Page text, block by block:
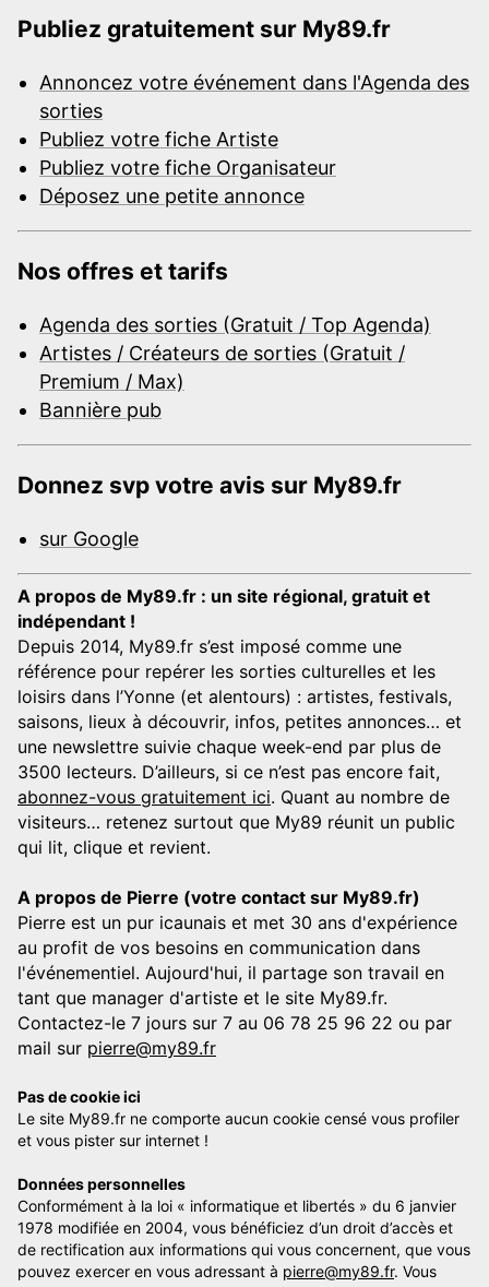
Publiez gratuitement sur My89.fr
Annoncez votre événement dans l'Agenda des
sorties
Publiez votre fiche Artiste
Publiez votre fiche Organisateur
Déposez une petite annonce
Nos offres et tarifs
Agenda des sorties (Gratuit / Top Agenda)
Artistes / Créateurs de sorties (Gratuit /
Premium / Max)
Bannière pub
Donnez svp votre avis sur My89.fr
sur Google
A propos de My89.fr : un site régional, gratuit et
indépendant !
Depuis 2014, My89.fr s’est imposé comme une
référence pour repérer les sorties culturelles et les
loisirs dans l’Yonne (et alentours) : artistes, festivals,
saisons, lieux à découvrir, infos, petites annonces… et
une newslettre suivie chaque week-end par plus de
3500 lecteurs. D’ailleurs, si ce n’est pas encore fait,
abonnez-vous gratuitement ici. Quant au nombre de
visiteurs… retenez surtout que My89 réunit un public
qui lit, clique et revient.
A propos de Pierre (votre contact sur My89.fr)
Pierre est un pur icaunais et met 30 ans d'expérience
au profit de vos besoins en communication dans
l'événementiel. Aujourd'hui, il partage son travail en
tant que manager d'artiste et le site My89.fr.
Contactez-le 7 jours sur 7 au 06 78 25 96 22 ou par
mail sur pierre@my89.fr
Pas de cookie ici
Le site My89.fr ne comporte aucun cookie censé vous profiler
et vous pister sur internet !
Données personnelles
Conformément à la loi « informatique et libertés » du 6 janvier
1978 modifiée en 2004, vous bénéficiez d’un droit d’accès et
de rectification aux informations qui vous concernent, que vous
pouvez exercer en vous adressant à pierre@my89.fr. Vous